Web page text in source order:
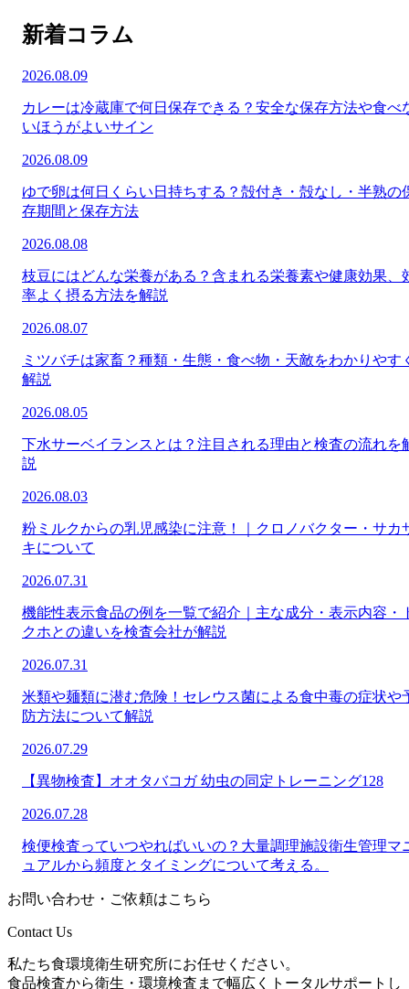
新着コラム
2026.08.09
カレーは冷蔵庫で何日保存できる？安全な保存方法や食べ
いほうがよいサイン
2026.08.09
ゆで卵は何日くらい日持ちする？殻付き・殻なし・半熟の
存期間と保存方法
2026.08.08
枝豆にはどんな栄養がある？含まれる栄養素や健康効果、
率よく摂る方法を解説
2026.08.07
ミツバチは家畜？種類・生態・食べ物・天敵をわかりやす
解説
2026.08.05
下水サーベイランスとは？注目される理由と検査の流れを
説
2026.08.03
粉ミルクからの乳児感染に注意！｜クロノバクター・サカ
キについて
2026.07.31
機能性表示食品の例を一覧で紹介｜主な成分・表示内容・
クホとの違いを検査会社が解説
2026.07.31
米類や麺類に潜む危険！セレウス菌による食中毒の症状や
防方法について解説
2026.07.29
【異物検査】オオタバコガ 幼虫の同定トレーニング128
2026.07.28
検便検査っていつやればいいの？大量調理施設衛生管理マ
ュアルから頻度とタイミングについて考える。
お問い合わせ・ご依頼はこちら
Contact Us
私たち食環境衛生研究所にお任せください。
食品検査から衛生・環境検査まで幅広くトータルサポートし